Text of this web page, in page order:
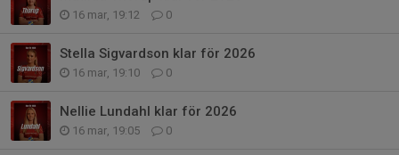
16 mar, 19:12 0
Stella Sigvardson klar för 2026
16 mar, 19:10 0
Nellie Lundahl klar för 2026
16 mar, 19:05 0